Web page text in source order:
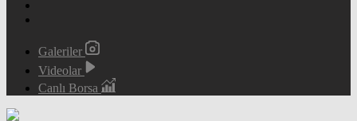
Galeriler
Videolar
Canlı Borsa